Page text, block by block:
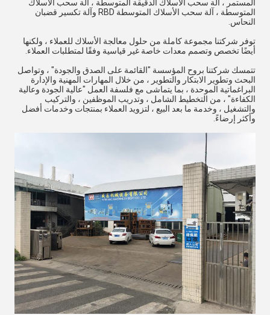
المستمر ، آلة سحب الأسلاك الدقيقة المتوسطة ، آلة سحب الأسلاك
المتوسطة ، آلة سحب الأسلاك المتوسطة RBD وآلة تكسير قضبان
النحاس.
توفر شركتنا مجموعة كاملة من حلول معالجة الأسلاك للعملاء ، ولكنها
أيضًا تخصص وتصمم معدات خاصة غير قياسية وفقًا لمتطلبات العملاء.
تتمسك شركتنا بروح المؤسسة "القائمة على الصدق والجودة" ، وتواصل
البحث وتطوير الابتكار والتطوير ، من خلال المهارات المهنية والإدارة
البراغماتية الموحدة ، بما يتماشى مع فلسفة العمل "عالية الجودة وعالية
الكفاءة" ، من التخطيط الشامل ، وتدريب الموظفين ، والتركيب
والتشغيل ، وخدمة ما بعد البيع ، لتزويد العملاء بمنتجات وخدمات أفضل
وأكثر إرضاءً.